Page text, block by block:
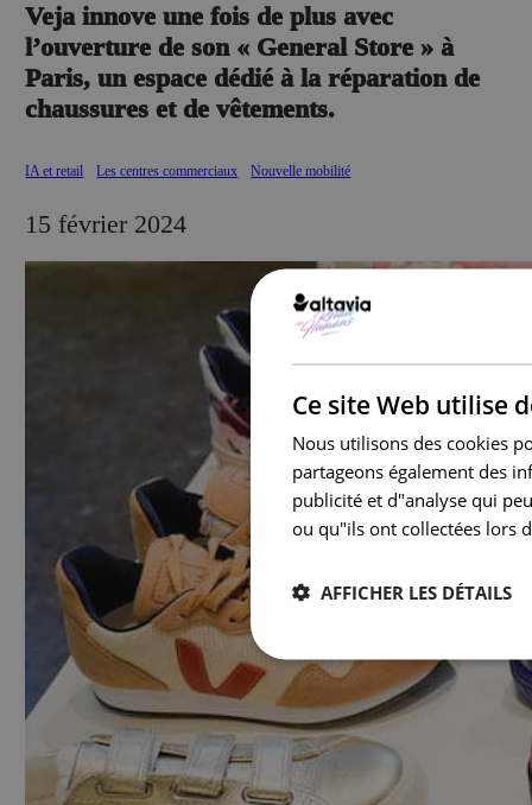
Veja innove une fois de plus avec
l’ouverture de son « General Store » à
Paris, un espace dédié à la réparation de
chaussures et de vêtements.
IA et retail Les centres commerciaux Nouvelle mobilité
15 février 2024
Ce site Web utilise
Nous utilisons des cookies
partageons également des
publicité et d"analyse qui
ou qu"ils ont collectées lors
AFFICHER LES DÉTAILS